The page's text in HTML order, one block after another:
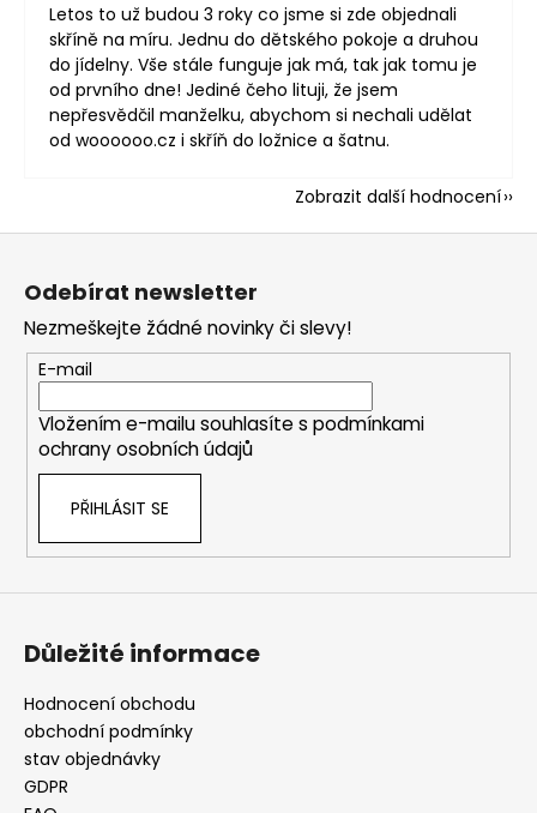
Letos to už budou 3 roky co jsme si zde objednali
skříně na míru. Jednu do dětského pokoje a druhou
do jídelny. Vše stále funguje jak má, tak jak tomu je
od prvního dne! Jediné čeho lituji, že jsem
nepřesvědčil manželku, abychom si nechali udělat
od woooooo.cz i skříň do ložnice a šatnu.
Zobrazit další hodnocení
Z
Odebírat newsletter
Nezmeškejte žádné novinky či slevy!
E-mail
Vložením e-mailu souhlasíte s podmínkami
ochrany osobních údajů
PŘIHLÁSIT SE
Důležité informace
Hodnocení obchodu
obchodní podmínky
stav objednávky
GDPR